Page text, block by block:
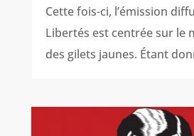
Cette fois-ci, l’émission
Libertés est centrée sur le
des gilets jaunes. Étant